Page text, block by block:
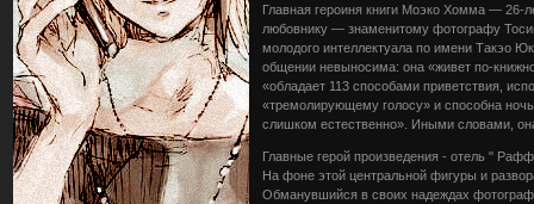
Главная героиня книги Моэко Хомма — 26-
любовнику — знаменитому фотографу
молодого интеллектуала по имени Такэо
общении невыносима: она «живет по-
«обладает 113 способами приветствия,
«тремолирующему голосу» и способна
слишком естественно». Иными словами,
Главные герой произведения - отель "
На фоне этой центральной фигуры и
Обманувшийся в своих надеждах